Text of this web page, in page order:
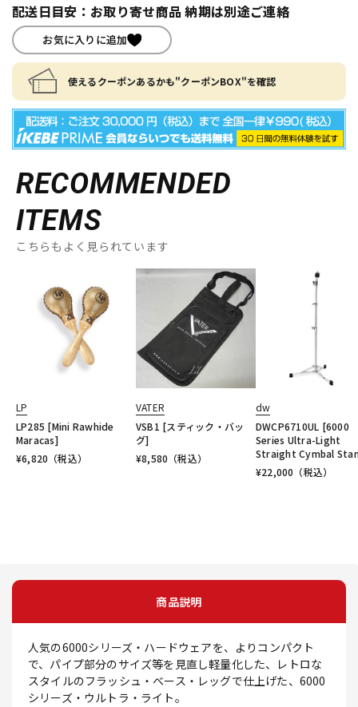
配送日目安：お取り寄せ商品 納期は別途ご連絡
お気に入りに追加
使えるクーポンあるかも"クーポンBOX"を確認
RECOMMENDED
ITEMS
こちらもよく見られています
LP
LP285 [Mini Rawhide
Maracas]
¥6,820 （税込）
VATER
VSB1 [スティック・バッ
グ]
¥8,580 （税込）
dw
DWCP6710UL [6000
Series Ultra-Light
Straight Cymbal
¥22,000 （税込）
商品説明
人気の6000シリーズ・ハードウェアを、よりコンパクト
で、パイプ部分のサイズ等を見直し軽量化した、レトロな
スタイルのフラッシュ・ベース・レッグで仕上げた、6000
シリーズ・ウルトラ・ライト。